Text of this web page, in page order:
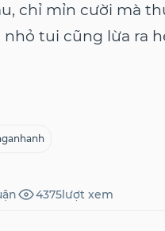
chỉ mỉn cười mà
tui cũng lừa ra
4375lượt xem